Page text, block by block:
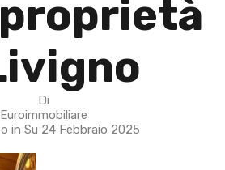
Di
Euroimmobiliare
in Su 24 Febbraio 2025